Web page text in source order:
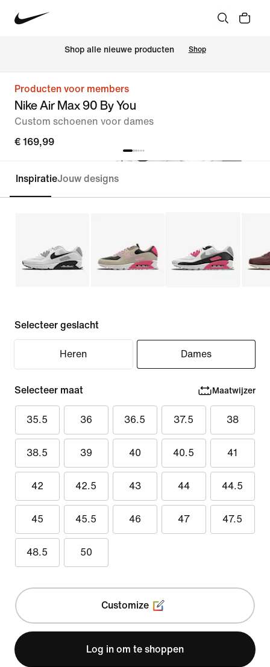
Shop alle nieuwe producten Shop
Producten voor members
Nike Air Max 90 By You
Custom schoenen voor dames
€ 169,99
Customize
InspiratieJouw designs
Selecteer geslacht
Heren Dames
Selecteer maat Maatwijzer
35.5 36 36.5 37.5 38
38.5 39 40 40.5 41
42 42.5 43 44 44.5
45 45.5 46 47 47.5
48.5 50
Customize
Log in om te shoppen